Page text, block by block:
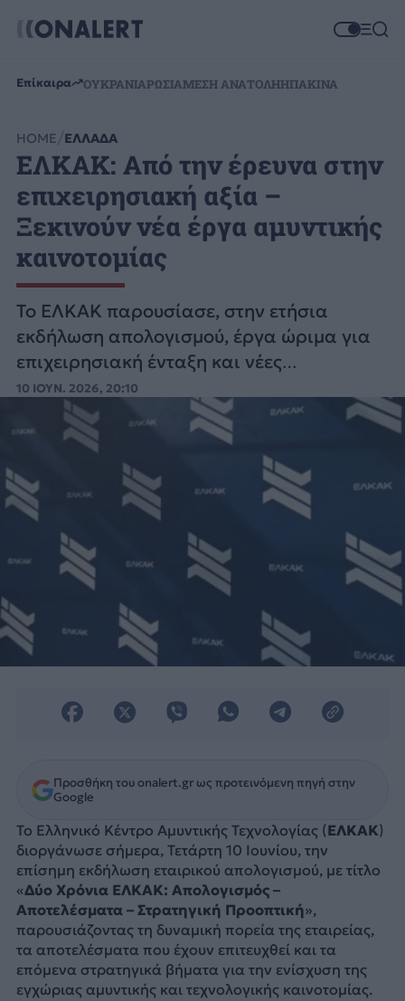
Επίκαιρα ΟΥΚΡΑΝΙΑΡΩΣΙΑΜΕΣΗ ΑΝΑΤΟΛΗΗΠΑΚΙΝΑ
HOME ΕΛΛΑΔΑ
ΕΛΚΑΚ: Από την έρευνα στην
επιχειρησιακή αξία –
Ξεκινούν νέα έργα αμυντικής
καινοτομίας
Το ΕΛΚΑΚ παρουσίασε, στην ετήσια
εκδήλωση απολογισμού, έργα ώριμα για
επιχειρησιακή ένταξη και νέες
αναπτυξιακές δράσεις έρευνας και
ανάπτυξης.
10 ΙΟΥΝ. 2026, 20:10
Προσθήκη του onalert.gr ως προτεινόμενη πηγή στην
Google
Το Ελληνικό Κέντρο Αμυντικής Τεχνολογίας (ΕΛΚΑΚ)
διοργάνωσε σήμερα, Τετάρτη 10 Ιουνίου, την
επίσημη εκδήλωση εταιρικού απολογισμού, με τίτλο
«Δύο Χρόνια ΕΛΚΑΚ: Απολογισμός –
Αποτελέσματα – Στρατηγική Προοπτική»,
παρουσιάζοντας τη δυναμική πορεία της εταιρείας,
τα αποτελέσματα που έχουν επιτευχθεί και τα
επόμενα στρατηγικά βήματα για την ενίσχυση της
εγχώριας αμυντικής και τεχνολογικής καινοτομίας.